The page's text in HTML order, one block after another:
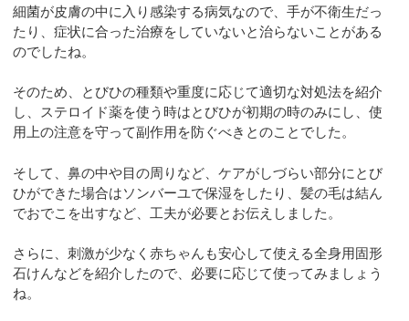
細菌が皮膚の中に入り感染する病気なので、手が不衛生だっ
たり、症状に合った治療をしていないと治らないことがある
のでしたね。
そのため、とびひの種類や重度に応じて適切な対処法を紹介
し、ステロイド薬を使う時はとびひが初期の時のみにし、使
用上の注意を守って副作用を防ぐべきとのことでした。
そして、鼻の中や目の周りなど、ケアがしづらい部分にとび
ひができた場合はソンバーユで保湿をしたり、髪の毛は結ん
でおでこを出すなど、工夫が必要とお伝えしました。
さらに、刺激が少なく赤ちゃんも安心して使える全身用固形
石けんなどを紹介したので、必要に応じて使ってみましょう
ね。